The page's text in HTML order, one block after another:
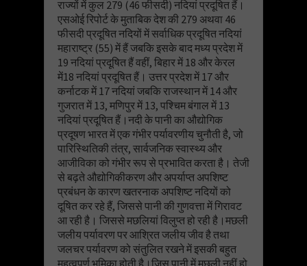
राज्यों में कुल 279 (46 फीसदी) नदियां प्रदूषित हैं।
एसओई रिपोर्ट के मुताबिक देश की 279 अथवा 46
फीसदी प्रदूषित नदियों में सर्वाधिक प्रदूषित नदियां
महाराष्ट्र (55) में हैं जबकि इसके बाद मध्य प्रदेश में
19 नदियां प्रदूषित हैं वहीं, बिहार में 18 और केरल
में18 नदियां प्रदूषित हैं। उत्तर प्रदेश में 17 और
कर्नाटक में 17 नदियां जबकि राजस्थान में 14 और
गुजरात में 13, मणिपुर में 13, पश्चिम बंगाल में 13
नदियां प्रदूषित हैं।नदी के पानी का औद्योगिक
प्रदूषण भारत में एक गंभीर पर्यावरणीय चुनौती है, जो
पारिस्थितिकी तंत्र, सार्वजनिक स्वास्थ्य और
आजीविका को गंभीर रूप से प्रभावित करता है। तेजी
से बढ़ते औद्योगिकीकरण और अपर्याप्त अपशिष्ट
प्रबंधन के कारण खतरनाक अपशिष्ट नदियों को
दूषित कर रहे हैं, जिससे पानी की गुणवत्ता में गिरावट
आ रही है। जिससे मछलियां विलुप्त हो रही है।मछली
जलीय पर्यावरण पर आश्रित जलीय जीव है तथा
जलचर पर्यावरण को संतुलित रखने में इसकी बहुत